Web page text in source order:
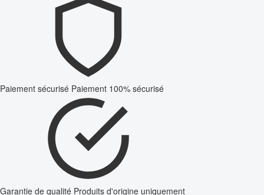
Paiement sécurisé Paiement 100% sécurisé
Garantie de qualité Produits d'origine uniquement